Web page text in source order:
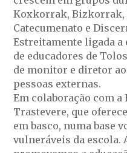
Koxkorrak, Bizkorrak,
Catecumenato e
Estreitamente ligada a
de educadores de
de monitor e diretor
pessoas externas.
Em colaboração com
Trastevere, que
em basco, numa base
vulneráveis da escola.